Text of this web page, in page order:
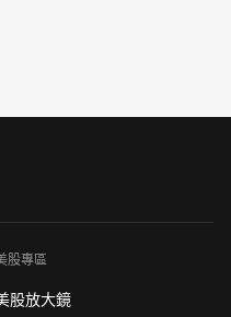
股專區
股放大鏡